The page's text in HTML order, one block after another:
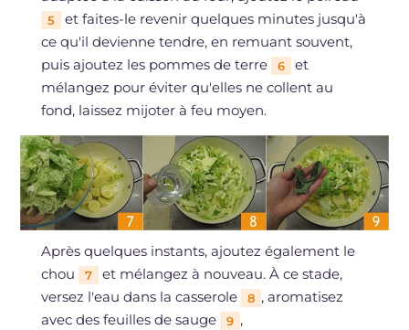
5
et faites-le revenir quelques minutes jusqu'à
ce qu'il devienne tendre, en remuant souvent,
puis ajoutez les pommes de terre
6
et
mélangez pour éviter qu'elles ne collent au
fond, laissez mijoter à feu moyen.
Après quelques instants, ajoutez également le
chou
7
et mélangez à nouveau. À ce stade,
versez l'eau dans la casserole
8 , aromatisez
avec des feuilles de sauge
9 ,